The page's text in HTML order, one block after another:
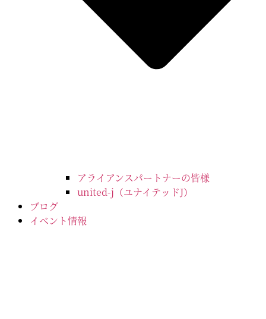
アライアンスパートナーの皆様
united-j（ユナイテッドJ）
ブログ
イベント情報